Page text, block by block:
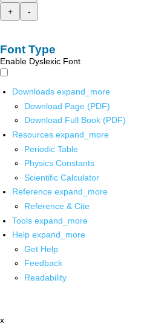
+
-
Font Type
Enable Dyslexic Font
Downloads expand_more
Download Page (PDF)
Download Full Book (PDF)
Resources expand_more
Periodic Table
Physics Constants
Scientific Calculator
Reference expand_more
Reference & Cite
Tools expand_more
Help expand_more
Get Help
Feedback
Readability
x